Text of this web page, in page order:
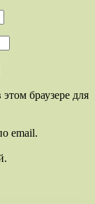
браузере для
email.